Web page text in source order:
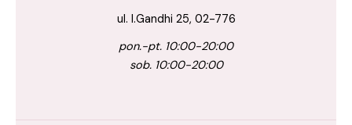
ul. I.Gandhi 25, 02-776
pon.-pt. 10:00-20:00
sob. 10:00-20:00